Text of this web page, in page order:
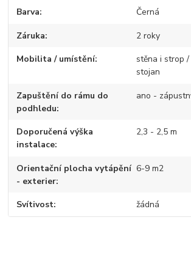
Barva Černá
Záruka 2 roky
Mobilita / umístění
stěna i strop
stojan
Zapuštění do rámu do
podhledu
ano -
Doporučená výška
instalace
2,3 - 2,5 m
Orientační plocha vytápění
- exterier
6-9 m2
Svítivost žádná